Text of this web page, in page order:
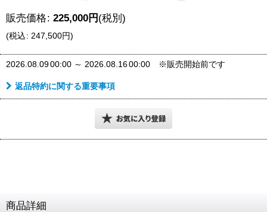
販売価格: 225,000円 (税別)
(税込: 247,500円)
2026.08.0900:00 ～ 2026.08.1600:00 ※販売開始前です
返品特約に関する重要事項
商品詳細